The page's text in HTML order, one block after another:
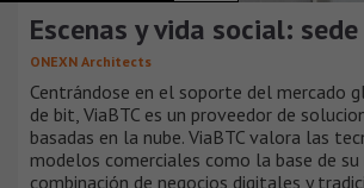
Escenas y vida social: sede
ONEXN Architects
Centrándose en el soporte del mercado
de bit, ViaBTC es un proveedor de
basadas en la nube. ViaBTC valora las
modelos comerciales como la base de su
combinación de negocios digitales y